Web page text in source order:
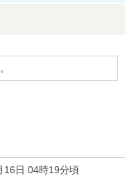
16日 04時19分頃